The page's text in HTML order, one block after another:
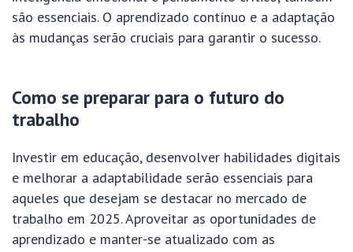
são essenciais. O aprendizado contínuo e a adaptação
às mudanças serão cruciais para garantir o sucesso.
Como se preparar para o futuro do
trabalho
Investir em educação, desenvolver habilidades digitais
e melhorar a adaptabilidade serão essenciais para
aqueles que desejam se destacar no mercado de
trabalho em 2025. Aproveitar as oportunidades de
aprendizado e manter-se atualizado com as